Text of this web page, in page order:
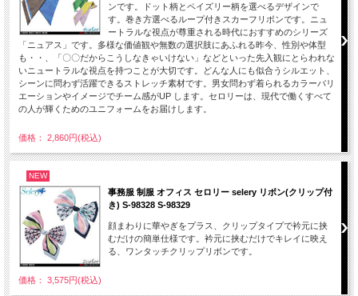
ンです。ドット柄とペイズリー柄を選べるデザインで
す。巻き方選べるループ付きスカーフリボンです。ニュ
ートラルな視点が尊重される時代におすすめのシリーズ
「ニュアス」です。多様な価値観や無数の選択肢にあふれる昨今、性別や体型
も・・、「〇〇だからこうしなきゃいけない」などといった先入観にとらわれな
いニュートラルな視点を持つことが大切です。どんな人にも似合うシルエット、
シーンに問わず活躍できるストレッチ素材です。男女問わず着られるカラーバリ
エーションやイメージでチーム感がUP します。セロリーは、現代で働くすべて
の人が輝くためのユニフォームをお届けします。
価格： 2,860円(税込)
NEW
事務服 制服 オフィス セロリー selery リボン(クリップ付
き) S-98328 S-98329
顔まわりに華やぎをプラス、クリップタイプで衿元に挟
むだけの簡単仕様です。衿元に挟むだけでキレイに映え
る、ワンタッチクリップリボンです。
価格： 3,575円(税込)